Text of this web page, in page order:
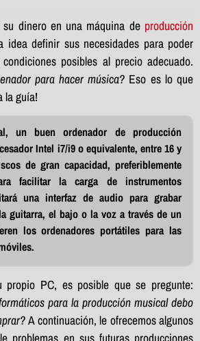
dinero en una máquina de producción
idea definir sus necesidades para poder
posibles al precio adecuado.
para hacer música? Eso es lo que
la guía!
un buen ordenador de producción
Intel i7/i9 o equivalente, entre 16 y
de gran capacidad, preferiblemente
facilitar la carga de instrumentos
una interfaz de audio para grabar
guitarra, el bajo o la voz a través de un
los ordenadores portátiles para las
PC, es posible que se pregunte:
para la producción musical debo
A continuación, le ofrecemos algunos